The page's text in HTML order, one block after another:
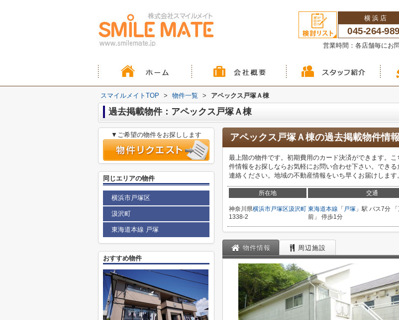
横浜店
045-264-
営業時間：各店舗毎にお
スマイルメイトTOP > 物件一覧 > アペックス戸塚Ａ棟
過去掲載物件：アペックス戸塚Ａ棟
アペックス戸塚Ａ棟の過去掲載物件情報
最上階の物件です。初期費用のカード決済ができます。
件情報をお探しならお気軽にお問い合わせ下さい。でき
連絡ください。地域の不動産情報をいち早くお届けします
所在地 交通
神奈川県横浜市戸塚区汲沢町
1338-2
東海道本線 「 戸塚 」駅 バス7分
前」 停歩1分
物件情報 周辺施設
▼ご希望の物件をお探しします
同じエリアの物件
横浜市戸塚区
汲沢町
東海道本線 戸塚
おすすめ物件